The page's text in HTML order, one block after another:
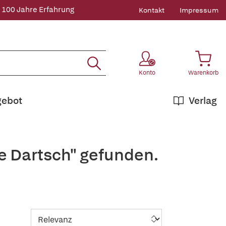
100 Jahre Erfahrung Kontakt Impressum
Konto Warenkorb
Verlag
Dartsch" gefunden.